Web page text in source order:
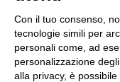
Verona
Valeggio sul Mincio
San Giorgio di Valpolicella
Garda
Negrar di Valpolicella
Con il tuo consenso,
tecnologie simili per
personali come, ad
personalizzazione
alla privacy, è